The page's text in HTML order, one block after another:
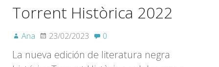
Torrent Històrica 2022
Ana 23/02/2023 0
La nueva edición de literatura negra